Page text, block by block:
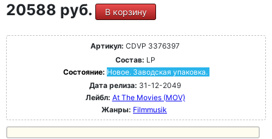
20588 руб. В корзину
Артикул: CDVP 3376397
Состав: LP
Состояние: Новое. Заводская упаковка.
Дата релиза: 31-12-2049
Лейбл: At The Movies (MOV)
Жанры: Filmmusik